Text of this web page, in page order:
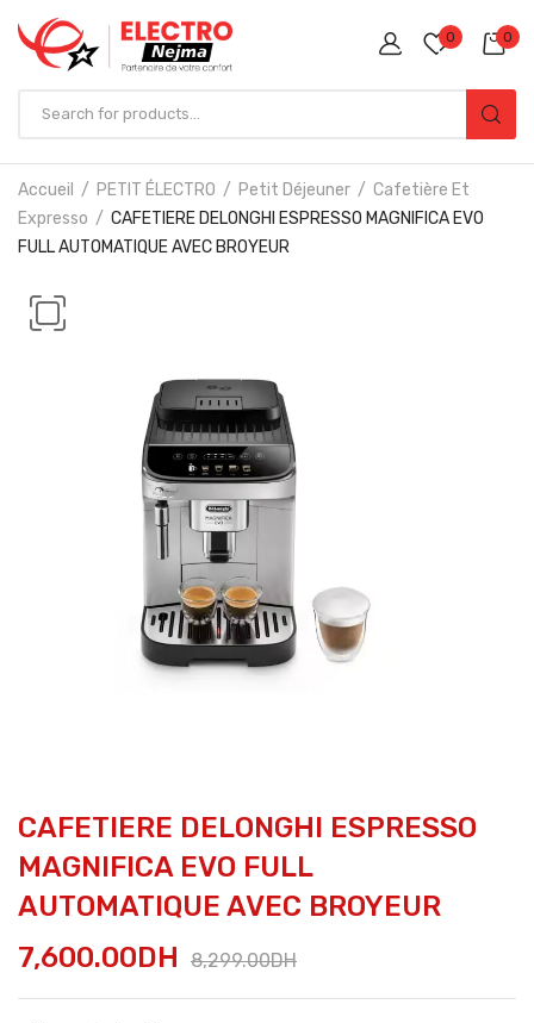
0 0
Accueil PETIT ÉLECTRO Petit Déjeuner
Cafetière Et
Expresso
CAFETIERE DELONGHI ESPRESSO MAGNIFICA EVO
FULL AUTOMATIQUE AVEC BROYEUR
CAFETIERE DELONGHI ESPRESSO
MAGNIFICA EVO FULL
AUTOMATIQUE AVEC BROYEUR
8,299.00DH
7,600.00DH